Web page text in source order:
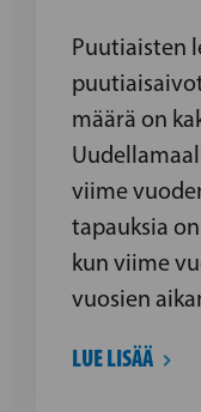
Puutiaisten
määrä on
viime
tapauksia
kun viime
vuosien
LUE LISÄÄ